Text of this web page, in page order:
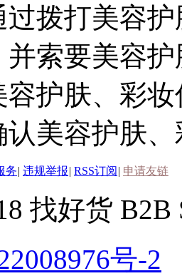
过拨打美容
并索要美容
容护肤、彩
认美容护肤
务| 违规举报| RSS订阅 | 申请友链
找好货 B2B
号-2